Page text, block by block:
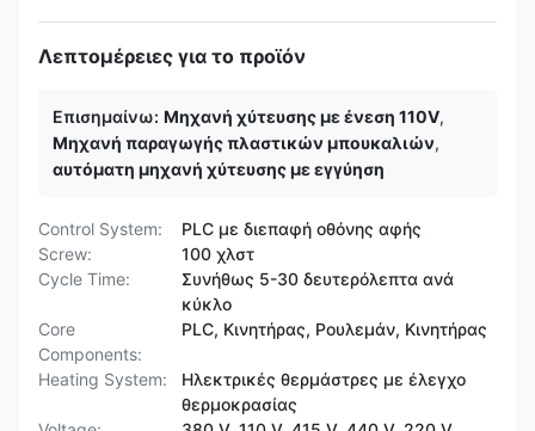
Λεπτομέρειες για το προϊόν
Επισημαίνω: Μηχανή χύτευσης με ένεση 110V,
Μηχανή παραγωγής πλαστικών μπουκαλιών,
αυτόματη μηχανή χύτευσης με εγγύηση
Control System:
PLC με διεπαφή οθόνης αφής
Screw:
100 χλστ
Cycle Time:
Συνήθως 5-30 δευτερόλεπτα ανά
κύκλο
Core
Components:
PLC, Κινητήρας, Ρουλεμάν, Κινητήρας
Heating System:
Ηλεκτρικές θερμάστρες με έλεγχο
θερμοκρασίας